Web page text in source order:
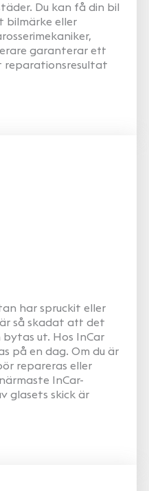
Du kan få din bil
bilmärke eller
garanterar ett
har spruckit eller
så skadat att det
ut. Hos InCar
på en dag. Om du är
repareras eller
InCar-
glasets skick är